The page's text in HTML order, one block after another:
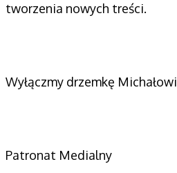
tworzenia nowych treści.
Wyłączmy drzemkę Michałowi
Patronat Medialny